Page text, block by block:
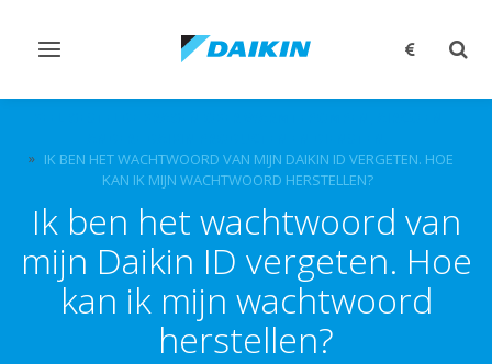
Navigatie
IK BEN HET WACHTWOORD VAN MIJN DAIKIN ID VERGETEN. HOE
KAN IK MIJN WACHTWOORD HERSTELLEN?
Ik ben het wachtwoord van
mijn Daikin ID vergeten. Hoe
kan ik mijn wachtwoord
herstellen?